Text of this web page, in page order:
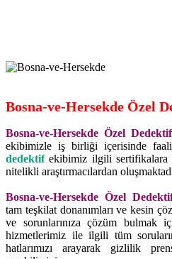
Bosna-ve-Hersekde Özel
Bosna-ve-Hersekde Özel
ekibimizle iş birliği içerisinde
dedektifekibimiz ilgili sertifikalara
nitelikli araştırmacılardan
Bosna-ve-Hersekde Özel
tam teşkilat donanımları ve kesin
ve sorunlarınıza çözüm bulmak
hizmetlerimiz ile ilgili tüm
hatlarımızı arayarak gizlilik